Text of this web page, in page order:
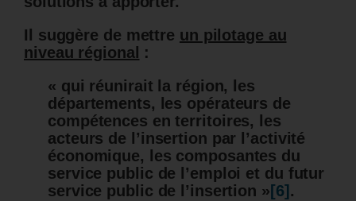
Il suggère de mettre un pilotage au
niveau régional :
« qui réunirait la région, les
départements, les opérateurs de
compétences en territoires, les
acteurs de l’insertion par l’activité
économique, les composantes du
service public de l’emploi et du futur
service public de l’insertion » [6] .